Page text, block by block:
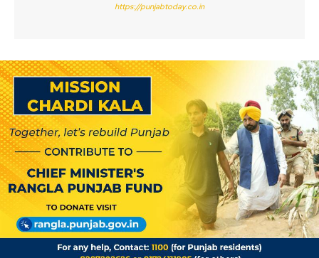
https://punjabtoday.co.in